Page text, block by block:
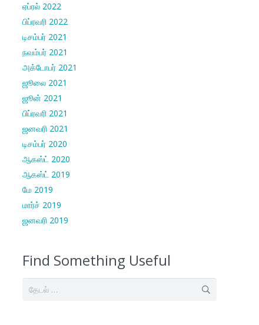
ஏப்ரல் 2022
பிப்ரவரி 2022
டிசம்பர் 2021
நவம்பர் 2021
அக்டோபர் 2021
ஜூலை 2021
ஜூன் 2021
பிப்ரவரி 2021
ஜனவரி 2021
டிசம்பர் 2020
ஆகஸ்ட் 2020
ஆகஸ்ட் 2019
மே 2019
மார்ச் 2019
ஜனவரி 2019
Find Something Useful
இதற்காகத்